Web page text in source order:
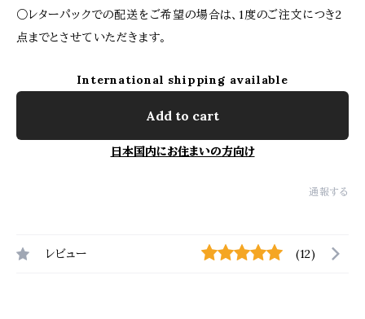
○レターパックでの配送をご希望の場合は、1度のご注文につき2
点までとさせていただきます。
International shipping available
Add to cart
日本国内にお住まいの方向け
通報する
レビュー (12)